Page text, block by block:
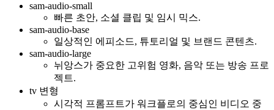
sam-audio-small
빠른 초안, 소셜 클립 및 임시 믹스.
sam-audio-base
일상적인 에피소드, 튜토리얼 및 브랜드 콘텐츠.
sam-audio-large
뉘앙스가 중요한 고위험 영화, 음악 또는 방송 프로
젝트.
tv 변형
시각적 프롬프트가 워크플로의 중심인 비디오 중